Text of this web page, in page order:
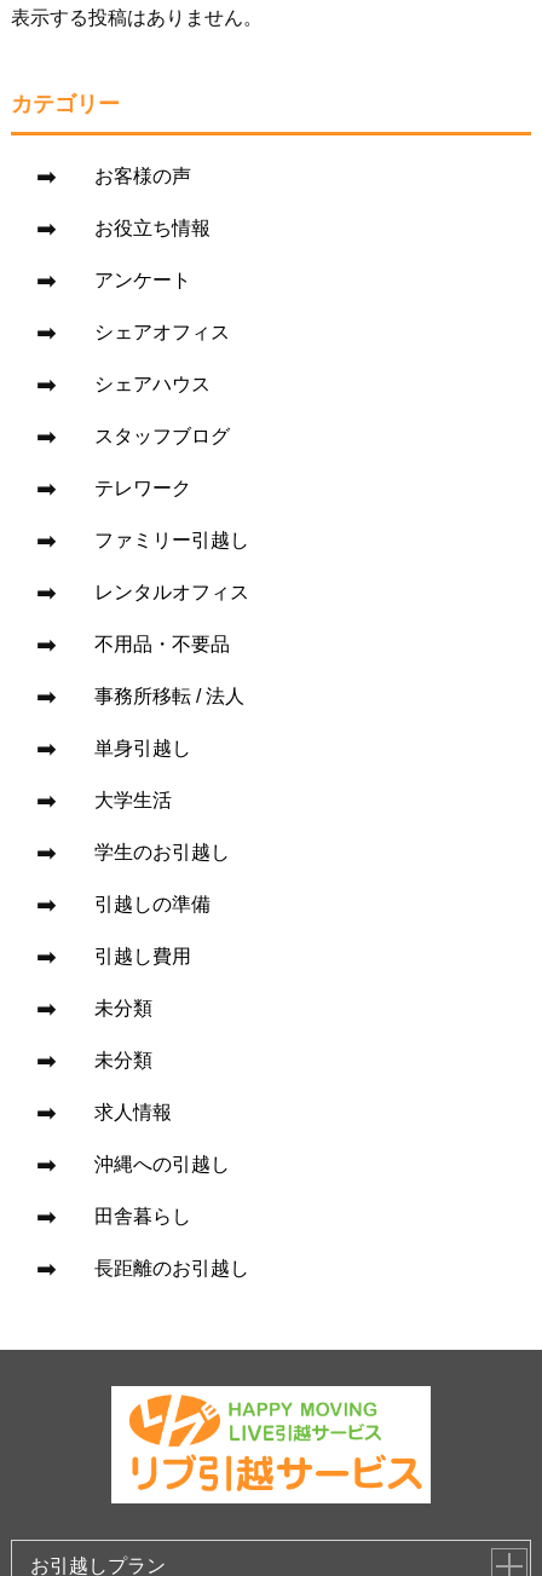
表示する投稿はありません。
カテゴリー
お客様の声
お役立ち情報
アンケート
シェアオフィス
シェアハウス
スタッフブログ
テレワーク
ファミリー引越し
レンタルオフィス
不用品・不要品
事務所移転 / 法人
単身引越し
大学生活
学生のお引越し
引越しの準備
引越し費用
未分類
未分類
求人情報
沖縄への引越し
田舎暮らし
長距離のお引越し
お引越しプラン